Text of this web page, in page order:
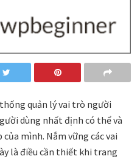
quản lý vai trò người
dùng nhất định có thể và
mình. Nắm vững các vai
là điều cần thiết khi trang